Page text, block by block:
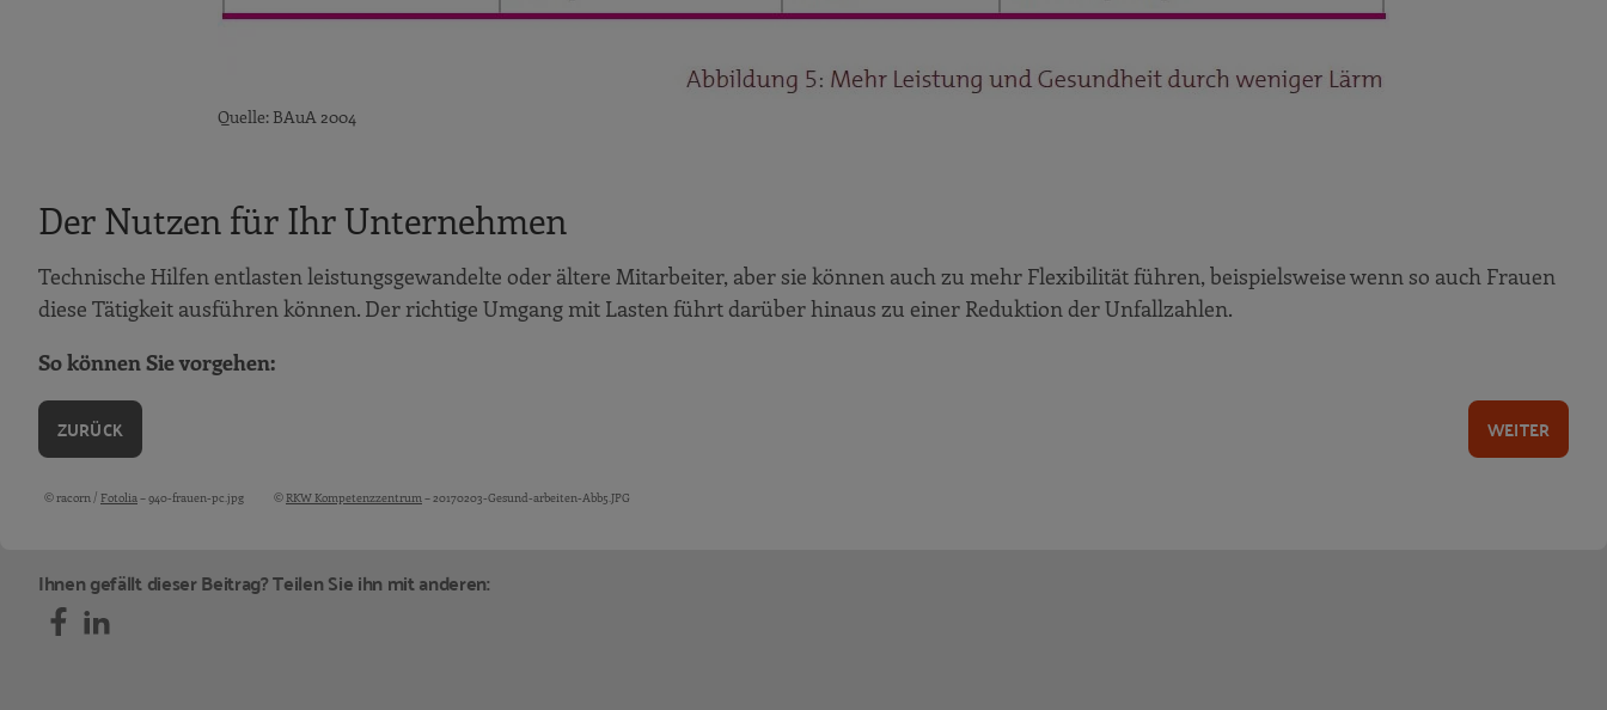
Quelle: BAuA 2004
Der Nutzen für Ihr Unternehmen
Technische Hilfen entlasten leistungsgewandelte oder ältere Mitarbeiter, aber sie können auch zu mehr Flexibilität führen, beispielsweise wenn so auch Frauen
diese Tätigkeit ausführen können. Der richtige Umgang mit Lasten führt darüber hinaus zu einer Reduktion der Unfallzahlen.
So können Sie vorgehen:
ZURÜCK WEITER
Bildquellen und Copyright-Hinweise
© racorn / Fotolia– 940-frauen-pc.jpg ©RKW Kompetenzzentrum– 20170203-Gesund-arbeiten-Abb5.JPG
Ihnen gefällt dieser Beitrag? Teilen Sie ihn mit anderen: